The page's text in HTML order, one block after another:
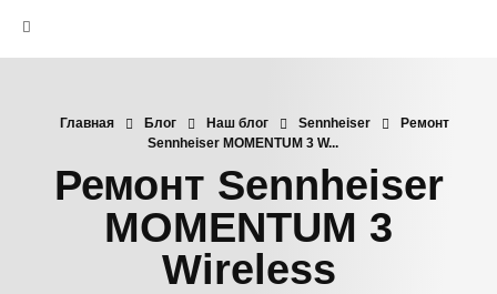
Главная Блог Наш блог Sennheiser
Ремонт
Sennheiser MOMENTUM 3 W...
Ремонт Sennheiser
MOMENTUM 3
Wireless